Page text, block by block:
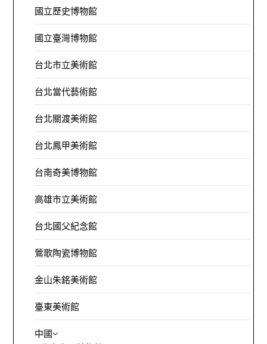
國立歷史博物館
國立臺灣博物館
台北市立美術館
台北當代藝術館
台北關渡美術館
台北鳳甲美術館
台南奇美博物館
高雄市立美術館
台北國父紀念館
鶯歌陶瓷博物館
金山朱銘美術館
臺東美術館
中國